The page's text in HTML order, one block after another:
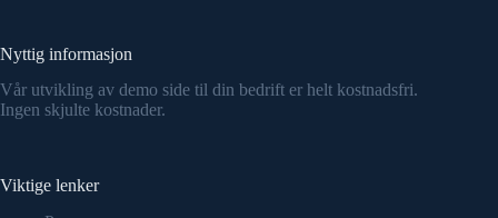
Nyttig informasjon
Vår utvikling av demo side til din bedrift er helt kostnadsfri.
Ingen skjulte kostnader.
Viktige lenker